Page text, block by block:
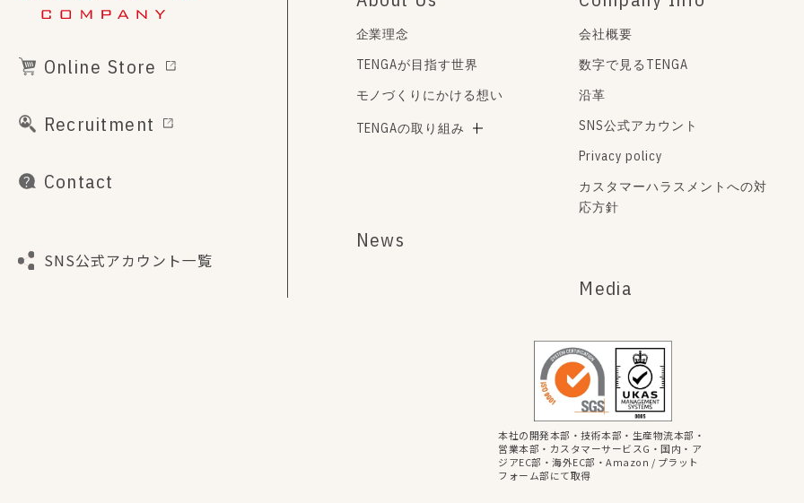
Online Store
Recruitment
Contact
SNS公式アカウント一覧
企業理念
TENGAが目指す世界
モノづくりにかける想い
TENGAの取り組み
News
会社概要
数字で見るTENGA
沿革
SNS公式アカウント
Privacy policy
カスタマーハラスメントへの対
応方針
Media
本社の開発本部・技術本部・生産物流本部・
営業本部・カスタマーサービスG・国内・ア
ジアEC部・海外EC部・Amazon / プラット
フォーム部にて取得